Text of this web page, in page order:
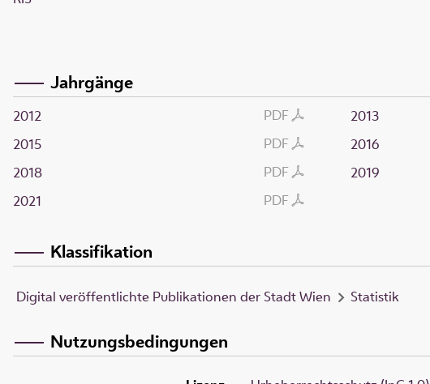
Jahrgänge
PDF
2012 2013
PDF
2015 2016
PDF
2018 2019
PDF
2021
Klassifikation
Digital veröffentlichte Publikationen der Stadt Wien Statistik
Nutzungsbedingungen